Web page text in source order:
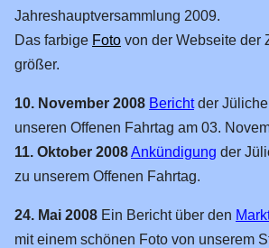
Jahreshauptversammlung 2009.
Das farbige Foto von der Webseite der
größer.
10. November 2008 Berichtder
unseren Offenen Fahrtag am 03.
11. Oktober 2008Ankündigung der
zu unserem Offenen Fahrtag.
24. Mai 2008 Ein Bericht über den
mit einem schönen Foto von unserem